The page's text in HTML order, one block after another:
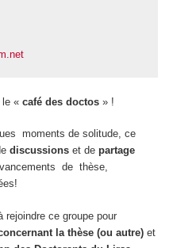
le « café des doctos » !
moments de solitude, ce
discussions et de partage
de thèse,
rejoindre ce groupe pour
la thèse (ou autre) et